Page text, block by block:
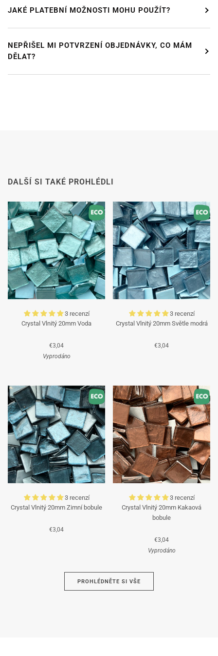
JAKÉ PLATEBNÍ MOŽNOSTI MOHU POUŽÍT?
NEPŘIŠEL MI POTVRZENÍ OBJEDNÁVKY, CO MÁM
DĚLAT?
DALŠÍ SI TAKÉ PROHLÉDLI
3 recenzí
Crystal Vlnitý 20mm Voda
€3,04
Vyprodáno
Tyrkysová
3 recenzí
Crystal Vlnitý 20mm Světle modrá
€3,04
3 recenzí
Crystal Vlnitý 20mm Zimní bobule
€3,04
3 recenzí
Crystal Vlnitý 20mm Kakaová
bobule
€3,04
Vyprodáno
PROHLÉDNĚTE SI VŠE